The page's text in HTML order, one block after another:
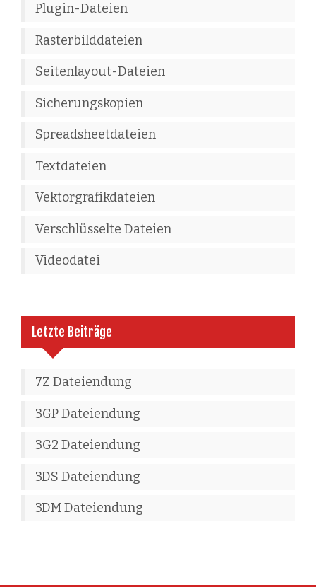
Plugin-Dateien
Rasterbilddateien
Seitenlayout-Dateien
Sicherungskopien
Spreadsheetdateien
Textdateien
Vektorgrafikdateien
Verschlüsselte Dateien
Videodatei
Letzte Beiträge
7Z Dateiendung
3GP Dateiendung
3G2 Dateiendung
3DS Dateiendung
3DM Dateiendung